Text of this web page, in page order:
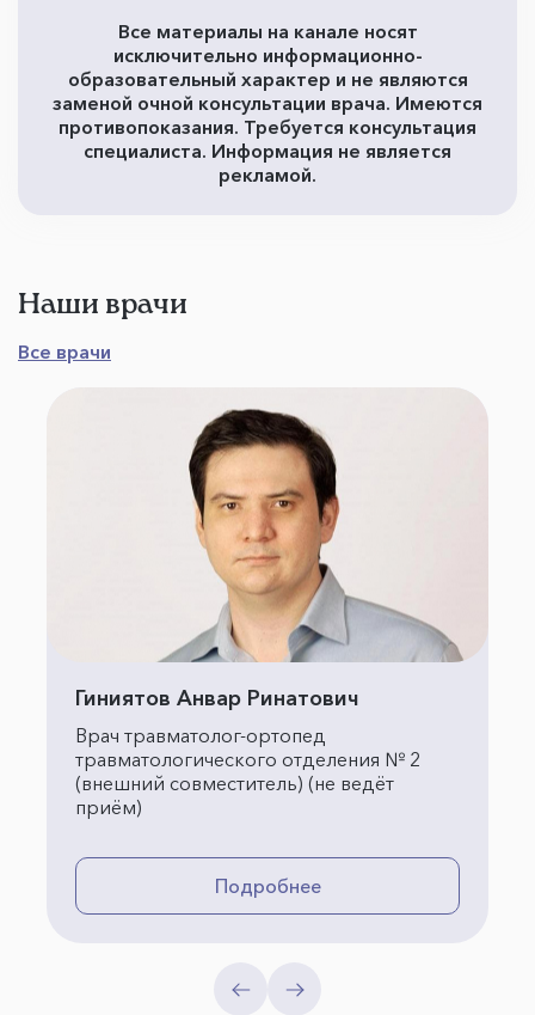
Все материалы на канале носят
исключительно информационно-
образовательный характер и не являются
заменой очной консультации врача. Имеются
противопоказания. Требуется консультация
специалиста. Информация не является
рекламой.
Наши врачи
Все врачи
Гиниятов Анвар Ринатович
Врач травматолог-ортопед
травматологического отделения № 2
(внешний совместитель) (не ведёт
приём)
Подробнее